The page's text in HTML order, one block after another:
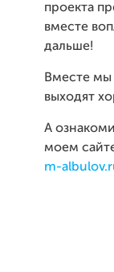
проекта
вместе
дальше!
Вместе мы
выходят
А
моем
m-